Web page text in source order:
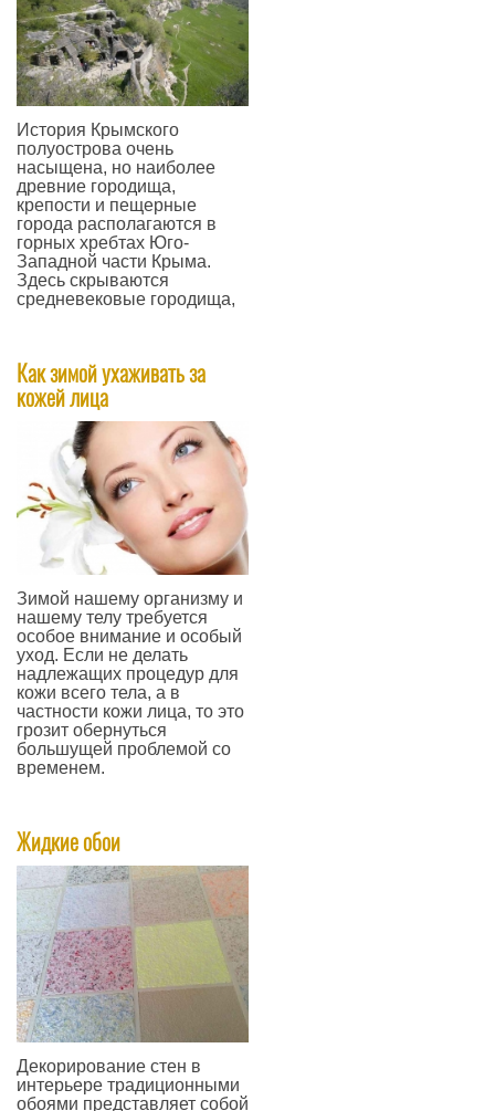
История Крымского
полуострова очень
насыщена, но наиболее
древние городища,
крепости и пещерные
города располагаются в
горных хребтах Юго-
Западной части Крыма.
Здесь скрываются
средневековые городища,
Как зимой ухаживать за
кожей лица
Зимой нашему организму и
нашему телу требуется
особое внимание и особый
уход. Если не делать
надлежащих процедур для
кожи всего тела, а в
частности кожи лица, то это
грозит обернуться
большущей проблемой со
временем.
Жидкие обои
Декорирование стен в
интерьере традиционными
обоями представляет собой